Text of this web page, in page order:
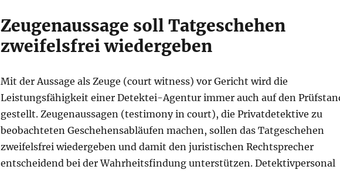
Zeugenaussage soll Tatgeschehen
zweifelsfrei wiedergeben
Mit der Aussage als Zeuge (court witness) vor Gericht wird die
Leistungsfähigkeit einer Detektei-Agentur immer auch auf den
gestellt. Zeugenaussagen (testimony in court), die Privatdetektive zu
beobachteten Geschehensabläufen machen, sollen das Tatgeschehen
zweifelsfrei wiedergeben und damit den juristischen Rechtsprecher
entscheidend bei der Wahrheitsfindung unterstützen. Detektivpersonal